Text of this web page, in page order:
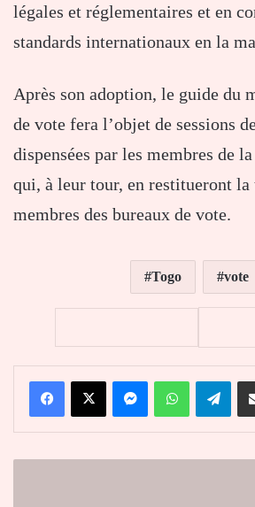
légales et réglementaires et en
standards internationaux en la
Après son adoption, le guide du
de vote fera l’objet de sessions
dispensées par les membres de
qui, à leur tour, en restitueront la
membres des bureaux de vote.
Togo vote
FacebookX MessengerWhatsApp